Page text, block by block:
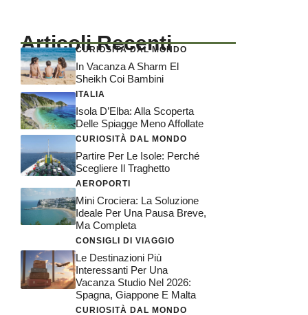
Articoli Recenti
CURIOSITÀ DAL MONDO
In Vacanza A Sharm El
Sheikh Coi Bambini
ITALIA
Isola D’Elba: Alla Scoperta
Delle Spiagge Meno Affollate
CURIOSITÀ DAL MONDO
Partire Per Le Isole: Perché
Scegliere Il Traghetto
AEROPORTI
Mini Crociera: La Soluzione
Ideale Per Una Pausa Breve,
Ma Completa
CONSIGLI DI VIAGGIO
Le Destinazioni Più
Interessanti Per Una
Vacanza Studio Nel 2026:
Spagna, Giappone E Malta
CURIOSITÀ DAL MONDO